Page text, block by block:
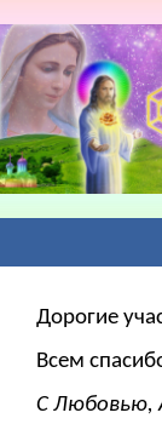
Дорогие
Всем
С Любовью,